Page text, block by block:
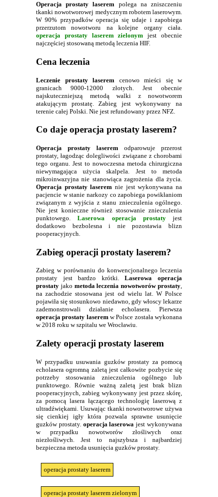
Operacja prostaty laserem polega na zniszczeniu
tkanki nowotworowej medycznym robotem laserowym.
W 90% przypadków operacja się udaje i zapobiega
przerzutom nowotworu na kolejne organy ciała.
operacja prostaty laserem zielonym jest obecnie
najczęściej stosowaną metodą leczenia HIF.
Cena leczenia
Leczenie prostaty laserem cenowo mieści się w
granicach 9000-12000 złotych. Jest obecnie
najskuteczniejszą metodą walki z nowotworem
atakującym prostatę. Zabieg jest wykonywany na
terenie całej Polski. Nie jest refundowany przez NFZ.
Co daje operacja prostaty laserem?
Operacja prostaty laserem odparowuje przerost
prostaty, łagodząc dolegliwości związane z chorobami
tego organu. Jest to nowoczesna metoda chirurgiczna
niewymagająca użycia skalpela. Jest to metoda
mikroinwazyjna nie stanowiąca zagrożenia dla życia.
Operacja prostaty laserem nie jest wykonywana na
pacjencie w stanie narkozy co zapobiega powikłaniom
związanym z wyjścia z stanu znieczulenia ogólnego.
Nie jest konieczne również stosowanie znieczulenia
punktowego.Laserowa operacja prostatyjest
dodatkowo bezbolesna i nie pozostawia blizn
pooperacyjnych.
Zabieg operacji prostaty laserem?
Zabieg w porównaniu do konwencjonalnego leczenia
prostaty jest bardzo krótki.Laserowa operacja
prostaty jako metoda leczenia nowotworów prostaty,
na zachodzie stosowana jest od wielu lat. W Polsce
pojawiła się stosunkowo niedawno, gdy włoscy lekarze
zademonstrowali działanie echolasera. Pierwsza
operacja prostaty laseremw Polsce została wykonana
w 2018 roku w szpitalu we Wrocławiu.
Zalety operacji prostaty laserem
W przypadku usuwania guzków prostaty za pomocą
echolasera ogromną zaletą jest całkowite pozbycie się
potrzeby stosowania znieczulenia ogólnego lub
punktowego. Równie ważną zaletą jest brak blizn
pooperacyjnych, zabieg wykonywany jest przez skórę,
za pomocą lasera łączącego technologię laserową z
ultradźwiękami. Usuwając tkanki nowotworowe używa
się cienkiej igły która pozwala sprawne usunięcie
guzków prostaty. operacja laserowa jest wykonywana
w przypadku nowotworów złośliwych oraz
niezłośliwych. Jest to najszybsza i najbardziej
bezpieczna metoda usunięcia guzków prostaty.
operacja prostaty laserem
operacja prostaty laserem zielonym